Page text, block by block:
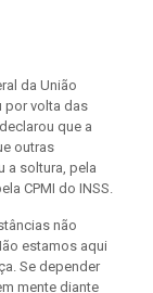
da União
por volta das
que a
outras
a soltura, pela
CPMI do INSS.
não
estamos aqui
Se depender
mente diante